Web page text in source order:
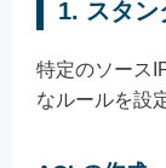
1. スタ
特定のソース
なルールを設